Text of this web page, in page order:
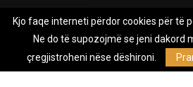
Rreth nesh Impresumi
Privacy Policy
Zhurnal.mk është Agjenci e Lajmeve e
Kjo faqe interneti përdor cookies për të
Ne do të supozojmë se jeni dakord
çregjistroheni nëse dëshironi.